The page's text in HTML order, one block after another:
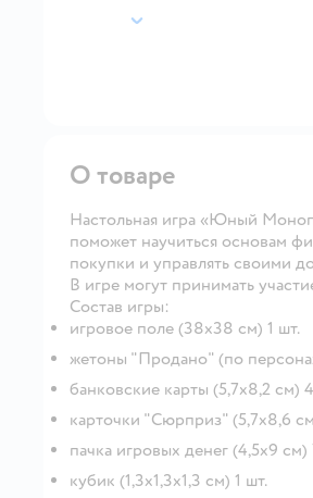
далее
О товаре
Настольная игра «Юный
поможет научиться основам
покупки и управлять своими
В игре могут принимать
Состав игры:
игровое поле (38х38 см) 1 шт.
жетоны "Продано" (по
банковские карты (5,7х8,2 см)
карточки "Сюрприз" (5,7х8,6
пачка игровых денег (4,5х9 см)
кубик (1,3х1,3х1,3 см) 1 шт.